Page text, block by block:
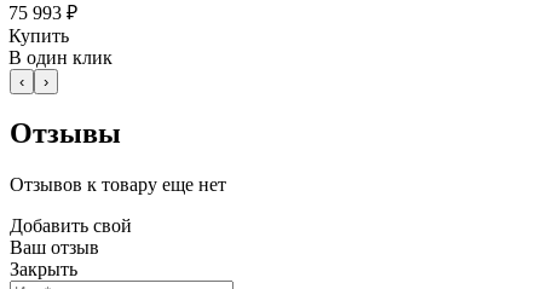
75 993 ₽
Купить
В один клик
‹ ›
Отзывы
Отзывов к товару еще нет
Добавить свой
Ваш отзыв
Закрыть